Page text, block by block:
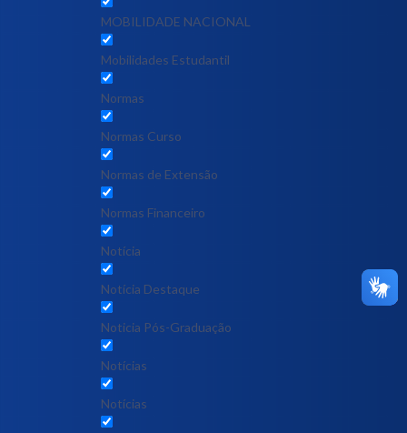
MOBILIDADE NACIONAL
Mobilidades Estudantil
Normas
Normas Curso
Normas de Extensão
Normas Financeiro
Notícia
Notícia Destaque
Noticia Pós-Graduação
Notícias
Notícias